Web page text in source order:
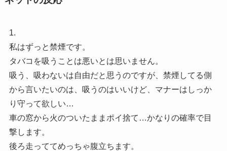
1.
私はずっと禁煙です。
タバコを吸うことは悪いとは思いません。
吸う、吸わないは自由だと思うのですが、禁煙してる側
から言いたいのは、吸うのはいいけど、マナーはしっか
り守って欲しい…
車の窓から火のついたままポイ捨て…かなりの確率で目
撃します。
後ろ走っててめっちゃ腹立ちます。